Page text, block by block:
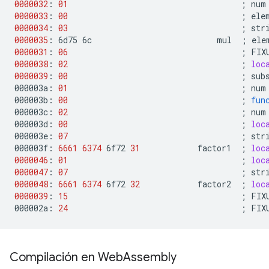
0000032 : 01 ; num
0000033 : 00 ;
0000034 : 03 ;
0000035 : 6d75 6c mul ;
0000031 : 06 ;
0000038 : 02 ;
0000039 : 00 ;
000003a: 01 ; num
000003b: 00 ;
000003c: 02 ; num
000003d: 00 ;
000003e: 07 ;
000003f: 6661 6374 6f72 31 factor1 ;
0000046 : 01 ;
0000047 : 07 ;
0000048 : 6661 6374 6f72 32 factor2 ;
0000039 : 15 ;
000002a:
24 ;
Compilación en WebAssembly